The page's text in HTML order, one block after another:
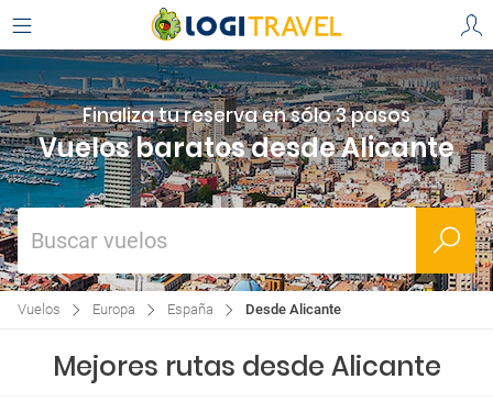
Finaliza tu reserva en sólo 3 pasos
Vuelos baratos desde Alicante
Buscar vuelos
Vuelos Europa España Desde Alicante
Mejores rutas desde Alicante